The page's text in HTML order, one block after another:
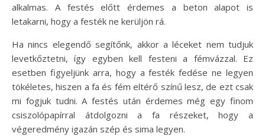
alkalmas. A festés előtt érdemes a beton alapot is
letakarni, hogy a festék ne kerüljön rá.
Ha nincs elegendő segítőnk, akkor a léceket nem tudjuk
levetkőztetni, így egyben kell festeni a fémvázzal. Ez
esetben figyeljünk arra, hogy a festék fedése ne legyen
tökéletes, hiszen a fa és fém eltérő színű lesz, de ezt csak
mi fogjuk tudni. A festés után érdemes még egy finom
csiszolópapírral átdolgozni a fa részeket, hogy a
végeredmény igazán szép és sima legyen.